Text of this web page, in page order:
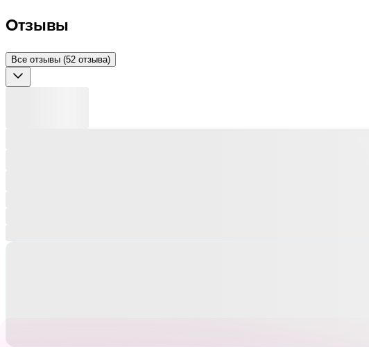
Отзывы
Все отзывы (52 отзыва)